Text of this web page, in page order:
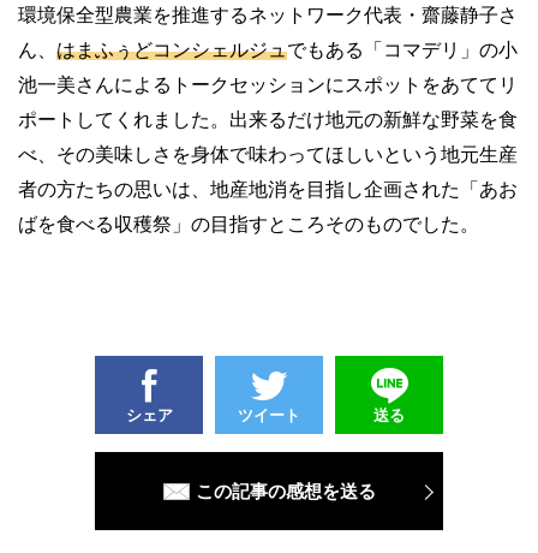
環境保全型農業を推進するネットワーク代表・齋藤静子さ
ん、 はまふぅどコンシェルジュでもある「コマデリ」の小
池一美さんによるトークセッションにスポットをあててリ
ポートしてくれました。出来るだけ地元の新鮮な野菜を食
べ、その美味しさを身体で味わってほしいという地元生産
者の方たちの思いは、地産地消を目指し企画された「あお
ばを食べる収穫祭」の目指すところそのものでした。
シェア ツイート 送る
この記事の感想を送る